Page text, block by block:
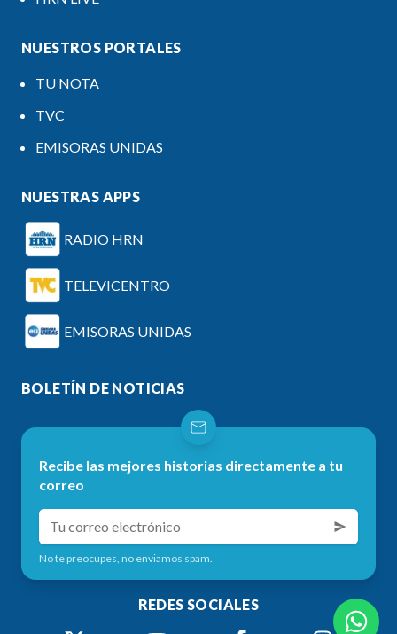
NUESTROS PORTALES
TU NOTA
TVC
EMISORAS UNIDAS
NUESTRAS APPS
RADIO HRN
TELEVICENTRO
EMISORAS UNIDAS
BOLETÍN DE NOTICIAS
Recibe las mejores historias directamente a tu
correo
No te preocupes, no enviamos spam.
REDES SOCIALES